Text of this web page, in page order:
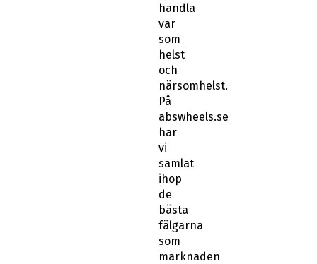
handla
var
som
helst
och
närsomhelst.
På
abswheels.se
har
vi
samlat
ihop
de
bästa
fälgarna
som
marknaden